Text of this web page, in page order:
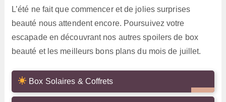
L’été ne fait que commencer et de jolies surprises
beauté nous attendent encore. Poursuivez votre
escapade en découvrant nos autres spoilers de box
beauté et les meilleurs bons plans du mois de juillet.
Box Solaires & Coffrets